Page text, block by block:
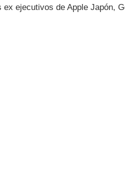
ejecutivos de Apple Japón,